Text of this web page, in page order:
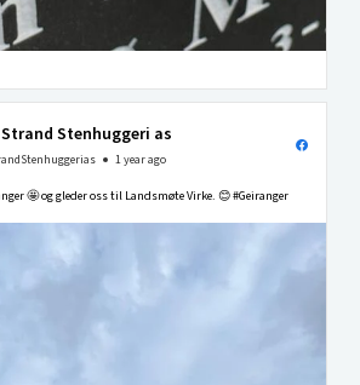
Stenhuggeri as
1 year ago
🤩 og gleder oss til Landsmøte Virke. 😊 #Geiranger